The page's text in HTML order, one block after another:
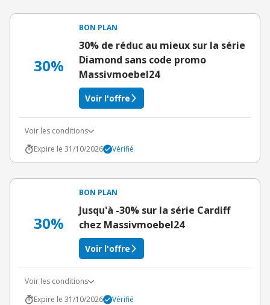
30%
BON PLAN
30% de réduc au mieux sur la série
Diamond sans code promo
Massivmoebel24
Voir l'offre
Voir les conditions
Expire le 31/10/2026
Vérifié
30%
BON PLAN
Jusqu'à -30% sur la série Cardiff
chez Massivmoebel24
Voir l'offre
Voir les conditions
Expire le 31/10/2026
Vérifié